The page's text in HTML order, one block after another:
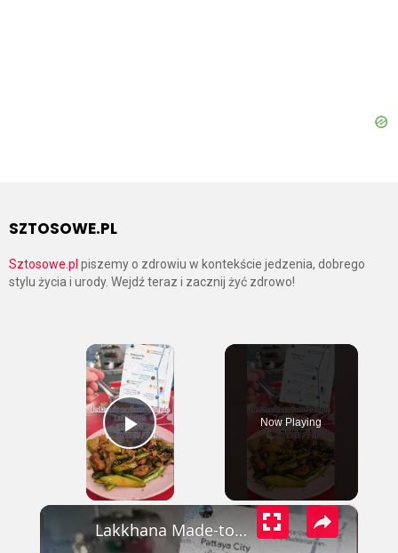
SZTOSOWE.PL
Sztosowe.pl piszemy o zdrowiu w kontekście jedzenia, dobrego
stylu życia i urody. Wejdź teraz i zacznij żyć zdrowo!
×
Play Video
Now Playing
×
Lakkhana Made-to-Order Food 🇹🇭🍜 Ukryta perełka w Pattayi – tylko 7 zł